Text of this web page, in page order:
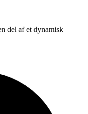
del af et dynamisk